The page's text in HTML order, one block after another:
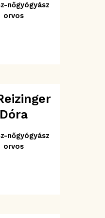
nőgyógyász
orvos
Dóra
nőgyógyász
orvos